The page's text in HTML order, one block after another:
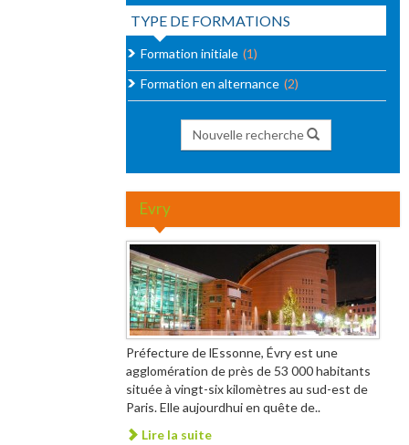
TYPE DE FORMATIONS
Formation initiale (1)
Formation en alternance (2)
Nouvelle recherche
Evry
Préfecture de lEssonne, Évry est une
agglomération de près de 53 000 habitants
située à vingt-six kilomètres au sud-est de
Paris. Elle aujourdhui en quête de..
Lire la suite